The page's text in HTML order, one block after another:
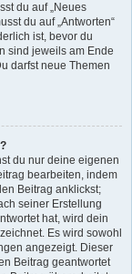
du auf „Neues
du auf „Antworten“
ist, bevor du
sind jeweils am Ende
darfst neue Themen
du nur deine eigenen
bearbeiten, indem
Beitrag anklickst;
seiner Erstellung
hat, wird dein
Es wird sowohl
angezeigt. Dieser
Beitrag geantwortet